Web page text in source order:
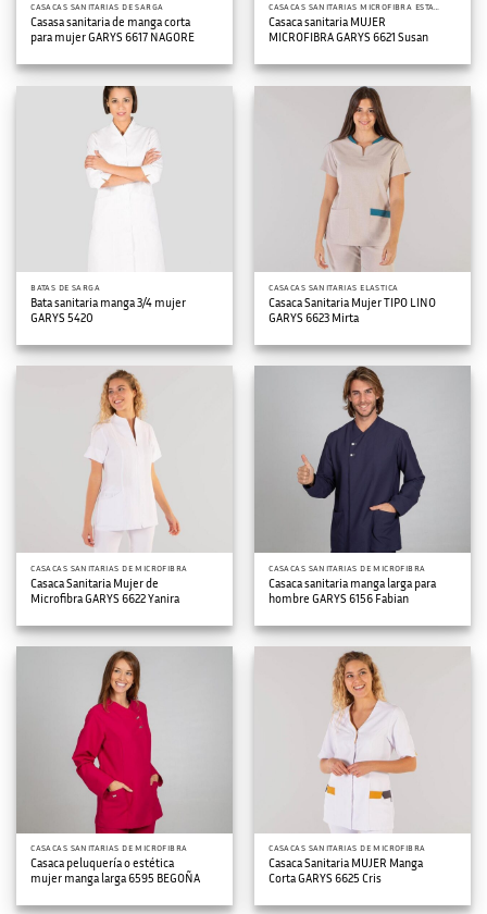
CASACAS SANITARIAS DE SARGA
Casasa sanitaria de manga corta
para mujer GARYS 6617 NAGORE
CASACAS SANITARIAS MICROFIBRA ESTAMPADA
Casaca sanitaria MUJER
MICROFIBRA GARYS 6621 Susan
BATAS DE SARGA
Bata sanitaria manga 3/4 mujer
GARYS 5420
CASACAS SANITARIAS ELASTICA
Casaca Sanitaria Mujer TIPO LINO
GARYS 6623 Mirta
CASACAS SANITARIAS DE MICROFIBRA
Casaca Sanitaria Mujer de
Microfibra GARYS 6622 Yanira
CASACAS SANITARIAS DE MICROFIBRA
Casaca sanitaria manga larga para
hombre GARYS 6156 Fabian
CASACAS SANITARIAS DE MICROFIBRA
Casaca peluquería o estética
mujer manga larga 6595 BEGOÑA
CASACAS SANITARIAS DE MICROFIBRA
Casaca Sanitaria MUJER Manga
Corta GARYS 6625 Cris